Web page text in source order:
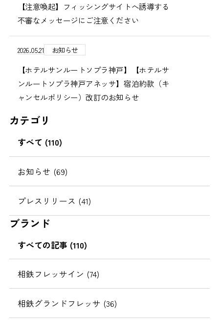
【注意喚起】フィッシングサイトへ誘導する
不審なメッセージにご注意ください
2026.05.21 お知らせ
【ホテルサンルートソプラ神戸】【ホテルサ
ンルートソプラ神戸アネッサ】宿泊約款（キ
ャンセルポリシー）改訂のお知らせ
カテゴリ
すべて (110)
お知らせ (69)
プレスリリース (41)
ブランド
すべての記事 (110)
相鉄フレッサイン (74)
相鉄グランドフレッサ (36)